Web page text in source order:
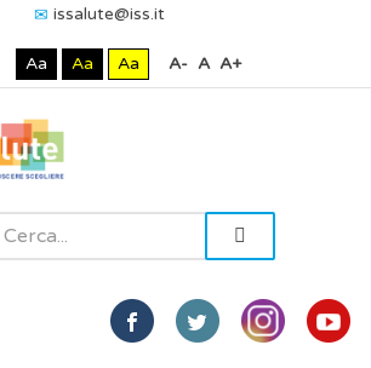
issalute@iss.it
Aa Aa Aa A- A A+